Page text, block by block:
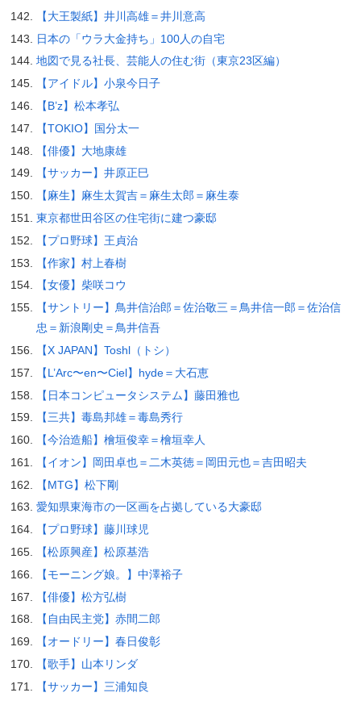
【大王製紙】井川高雄＝井川意高
日本の「ウラ大金持ち」100人の自宅
地図で見る社長、芸能人の住む街（東京23区編）
【アイドル】小泉今日子
【B’z】松本孝弘
【TOKIO】国分太一
【俳優】大地康雄
【サッカー】井原正巳
【麻生】麻生太賀吉＝麻生太郎＝麻生泰
東京都世田谷区の住宅街に建つ豪邸
【プロ野球】王貞治
【作家】村上春樹
【女優】柴咲コウ
【サントリー】鳥井信治郎＝佐治敬三＝鳥井信一郎＝佐治信
忠＝新浪剛史＝鳥井信吾
【X JAPAN】Toshl（トシ）
【L’Arc〜en〜Ciel】hyde＝大石恵
【日本コンピュータシステム】藤田雅也
【三共】毒島邦雄＝毒島秀行
【今治造船】檜垣俊幸＝檜垣幸人
【イオン】岡田卓也＝二木英徳＝岡田元也＝吉田昭夫
【MTG】松下剛
愛知県東海市の一区画を占拠している大豪邸
【プロ野球】藤川球児
【松原興産】松原基浩
【モーニング娘。】中澤裕子
【俳優】松方弘樹
【自由民主党】赤間二郎
【オードリー】春日俊彰
【歌手】山本リンダ
【サッカー】三浦知良